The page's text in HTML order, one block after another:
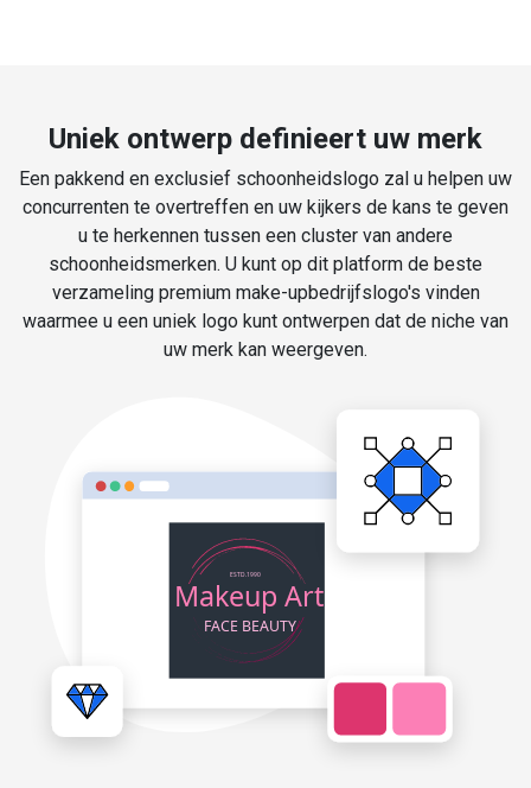
Uniek ontwerp definieert uw merk
Een pakkend en exclusief schoonheidslogo zal u helpen uw
concurrenten te overtreffen en uw kijkers de kans te geven
u te herkennen tussen een cluster van andere
schoonheidsmerken. U kunt op dit platform de beste
verzameling premium make-upbedrijfslogo's vinden
waarmee u een uniek logo kunt ontwerpen dat de niche van
uw merk kan weergeven.